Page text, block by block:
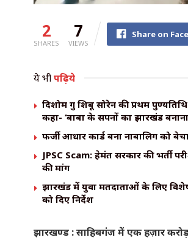
2
SHARES
7
VIEWS
Share on
ये भीपढ़िये
दिशोम गुरु शिबू सोरेन की प्रथम
कहा- ‘बाबा के सपनों का झारखंड बनाना
​फर्जी आधार कार्ड बना नाबालिग को
JPSC Scam: हेमंत सरकार की भर्ती
की मांग
झारखंड में युवा मतदाताओं के लिए
को दिए निर्देश
झारखण्ड : साहिबगंज में एक हज़ार